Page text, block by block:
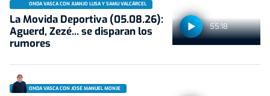
55:18
ONDA VASCA CON JUANJO LUSA Y SAMU VALCÁRCEL
La Movida Deportiva (05.08.26):
Aguerd, Zezé... se disparan los
rumores
ONDA VASCA CON JOSÉ MANUEL MONJE